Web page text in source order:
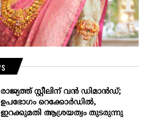
രാജ്യത്ത് സ്റ്റീലിന് വൻ ഡിമാൻഡ്;
ഉപഭോഗം റെക്കോർഡിൽ,
ഇറക്കുമതി ആശ്രയത്വം തുടരുന്നു